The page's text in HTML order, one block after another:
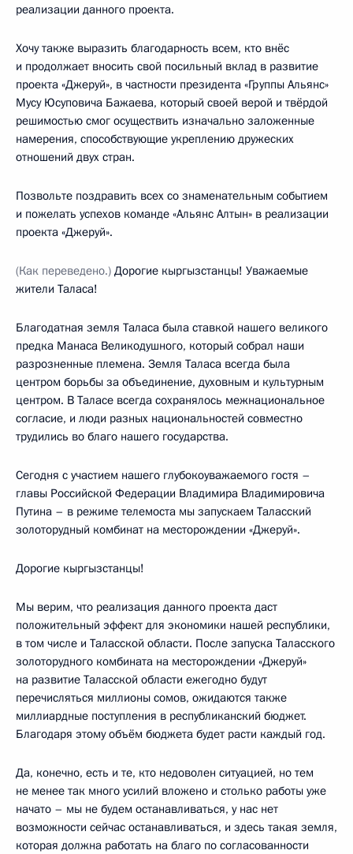
реализации данного проекта.
Хочу также выразить благодарность всем, кто внёс
и продолжает вносить свой посильный вклад в развитие
проекта «Джеруй», в частности президента «Группы Альянс»
Мусу Юсуповича Бажаева, который своей верой и твёрдой
решимостью смог осуществить изначально заложенные
намерения, способствующие укреплению дружеских
отношений двух стран.
Позвольте поздравить всех со знаменательным событием
и пожелать успехов команде «Альянс Алтын» в реализации
проекта «Джеруй».
(Как переведено.) Дорогие кыргызстанцы! Уважаемые
жители Таласа!
Благодатная земля Таласа была ставкой нашего великого
предка Манаса Великодушного, который собрал наши
разрозненные племена. Земля Таласа всегда была
центром борьбы за объединение, духовным и культурным
центром. В Таласе всегда сохранялось межнациональное
согласие, и люди разных национальностей совместно
трудились во благо нашего государства.
Сегодня с участием нашего глубокоуважаемого гостя –
главы Российской Федерации Владимира Владимировича
Путина – в режиме телемоста мы запускаем Таласский
золоторудный комбинат на месторождении «Джеруй».
Дорогие кыргызстанцы!
Мы верим, что реализация данного проекта даст
положительный эффект для экономики нашей республики,
в том числе и Таласской области. После запуска Таласского
золоторудного комбината на месторождении «Джеруй»
на развитие Таласской области ежегодно будут
перечисляться миллионы сомов, ожидаются также
миллиардные поступления в республиканский бюджет.
Благодаря этому объём бюджета будет расти каждый год.
Да, конечно, есть и те, кто недоволен ситуацией, но тем
не менее так много усилий вложено и столько работы уже
начато – мы не будем останавливаться, у нас нет
возможности сейчас останавливаться, и здесь такая земля,
которая должна работать на благо по согласованности